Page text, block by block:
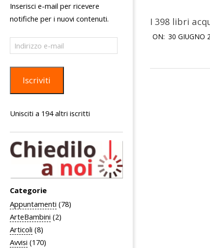
Inserisci e-mail per ricevere
notifiche per i nuovi contenuti.
Indirizzo
e-
Iscriviti
Unisciti a 194 altri iscritti
Categorie
Appuntamenti (78)
ArteBambini (2)
Articoli (8)
Avvisi (170)
I 398 libri
2022-
ON: 30 GIUGNO